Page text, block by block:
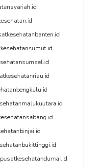
pusatkesehatandumai.id